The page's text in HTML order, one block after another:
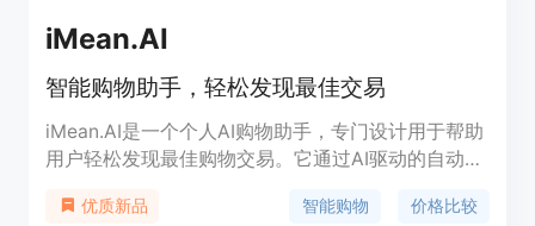
iMean.AI
智能购物助手，轻松发现最佳交易
iMean.AI是一个个人AI购物助手，专门设计用于帮助
用户轻松发现最佳购物交易。它通过AI驱动的自动化
努力获得最优惠的交易。此外，它还能自动验证今日
优质新品 智能购物 价格比较